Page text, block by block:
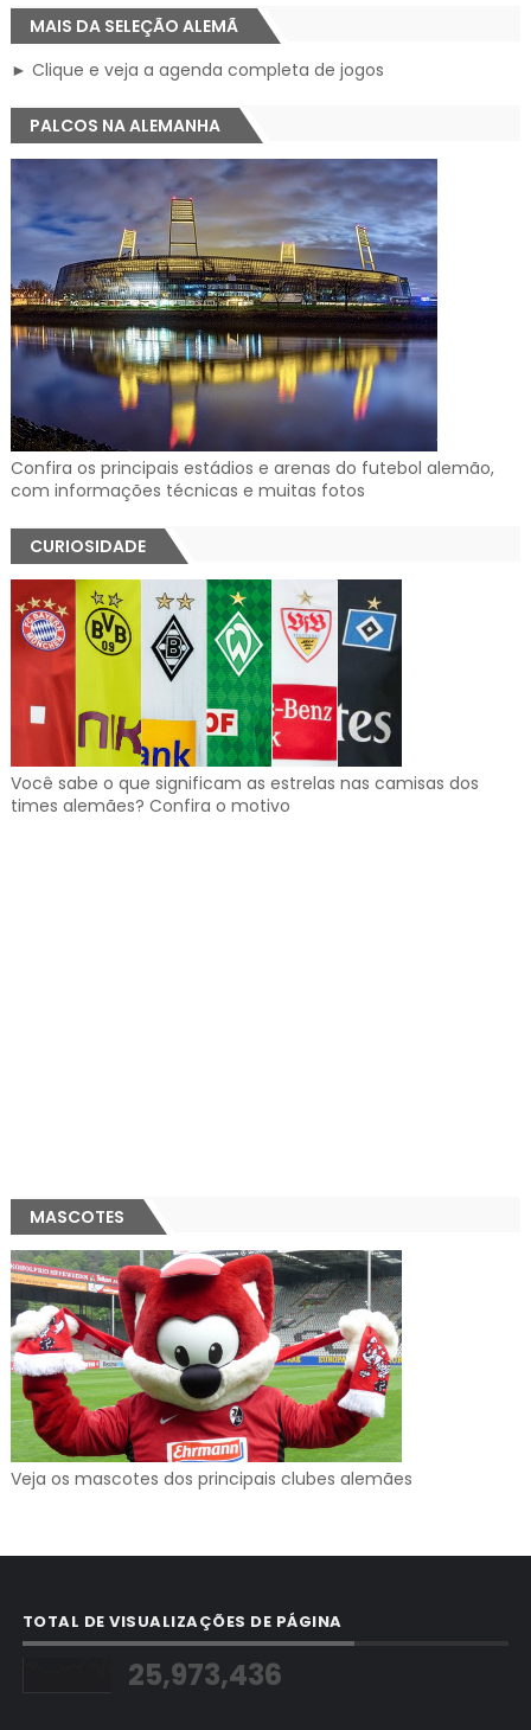
MAIS DA SELEÇÃO ALEMÃ
► Clique e veja a agenda completa de jogos
PALCOS NA ALEMANHA
Confira os principais estádios e arenas do futebol alemão,
com informações técnicas e muitas fotos
CURIOSIDADE
Você sabe o que significam as estrelas nas camisas dos
times alemães? Confira o motivo
MASCOTES
Veja os mascotes dos principais clubes alemães
TOTAL DE VISUALIZAÇÕES DE PÁGINA
25,973,436